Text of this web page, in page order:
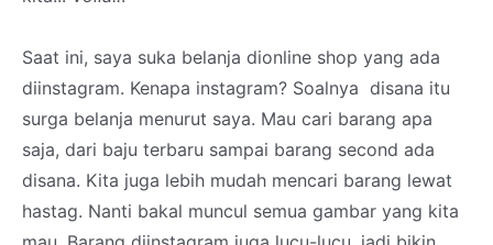
Saat ini, saya suka belanja dionline shop yang ada
diinstagram. Kenapa instagram? Soalnya disana itu
surga belanja menurut saya. Mau cari barang apa
saja, dari baju terbaru sampai barang second ada
disana. Kita juga lebih mudah mencari barang lewat
hastag. Nanti bakal muncul semua gambar yang kita